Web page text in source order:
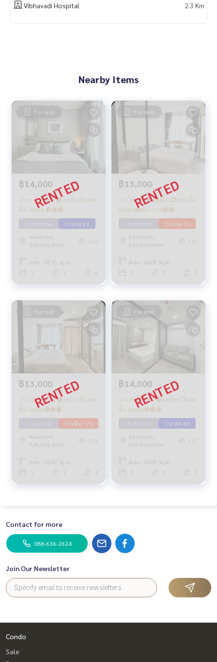
Vibhavadi Hospital
2.3 Km
Nearby Items
For rent
฿14,000
ว่าง ก.ย. 2569 🟡 จตุจักร💥เคฟ
ซี้ด เกษตร 🔴🟢🟡
ว่าง กย 69
Kasetsart,
Ratchayothin
203
Area : 28.30 Sq.m.
1 1 6
For rent
฿13,000
ว่าง กค 70 🟡จตุจักร 💥เคฟ ซี้ด
เกษตร🔴ห้อง 316🟢🟡
ว่าง กค 70
Kasetsart,
Ratchayothin
247
Area : 26.00 Sq.m.
1 1 7
For rent
฿13,000
ว่าง มี.ค. 2570 🟡จตุจักร💥เคฟ
ซี้ด เกษตร🔴🟢🟡
ว่าง มีนา 70
Kasetsart,
Ratchayothin
258
Area : 26.00 Sq.m.
1 1 4
For rent
฿14,000
ว่าง ส.ค. 2569 🟡จตุจักร 💥เคฟ
ซี้ด เกษตร🔴🟢🟡
ว่าง สค 69
Kasetsart,
Ratchayothin
177
Area : 25.60 Sq.m.
1 1 7
Contact for more
088-636-2624
Join Our Newsletter
Condo
Sale